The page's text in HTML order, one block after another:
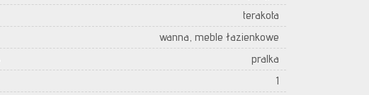
terakota
wanna, meble łazienkowe
pralka
1